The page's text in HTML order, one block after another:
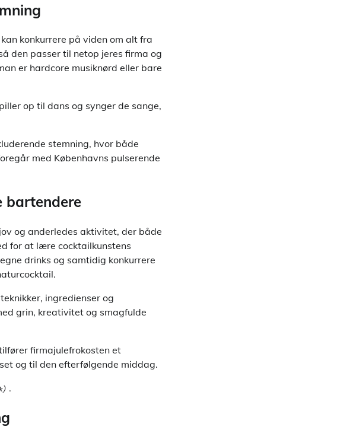
konkurrere på viden om alt fra
den passer til netop jeres firma og
er hardcore musiknørd eller bare
op til dans og synger de sange,
stemning, hvor både
med Københavns pulserende
bartendere
og anderledes aktivitet, der både
for at lære cocktailkunstens
drinks og samtidig konkurrere
ingredienser og
grin, kreativitet og smagfulde
firmajulefrokosten et
og til den efterfølgende middag.
.